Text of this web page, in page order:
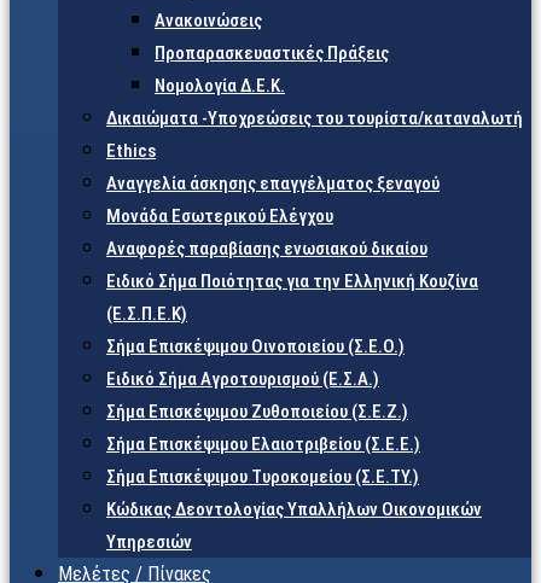
Ανακοινώσεις
Προπαρασκευαστικές Πράξεις
Νομολογία Δ.Ε.Κ.
Δικαιώματα -Υποχρεώσεις του τουρίστα/καταναλωτή
Ethics
Αναγγελία άσκησης επαγγέλματος ξεναγού
Μονάδα Εσωτερικού Ελέγχου
Αναφορές παραβίασης ενωσιακού δικαίου
Ειδικό Σήμα Ποιότητας για την Ελληνική Κουζίνα
(Ε.Σ.Π.Ε.Κ)
Σήμα Επισκέψιμου Οινοποιείου (Σ.Ε.Ο.)
Ειδικό Σήμα Αγροτουρισμού (Ε.Σ.Α.)
Σήμα Επισκέψιμου Ζυθοποιείου (Σ.Ε.Ζ.)
Σήμα Επισκέψιμου Ελαιοτριβείου (Σ.Ε.Ε.)
Σήμα Επισκέψιμου Τυροκομείου (Σ.Ε.TY.)
Κώδικας Δεοντολογίας Υπαλλήλων Οικονομικών
Υπηρεσιών
Μελέτες / Πίνακες